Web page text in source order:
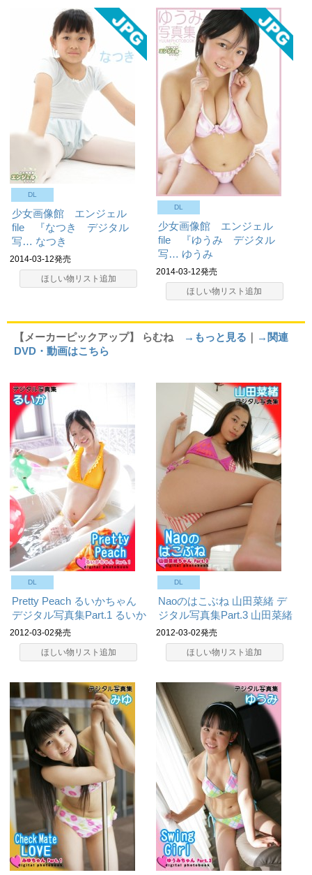
DL
少女画像館 エンジェル
file 『なつき デジタル
写… なつき
2014-03-12発売
ほしい物リスト追加
DL
少女画像館 エンジェル
file 『ゆうみ デジタル
写… ゆうみ
2014-03-12発売
ほしい物リスト追加
【メーカーピックアップ】 らむね →もっと見る
→関連
DVD・動画はこちら
DL
Pretty Peach るいかちゃん
デジタル写真集Part.1 るいか
2012-03-02発売
ほしい物リスト追加
DL
Naoのはこぶね 山田菜緒 デ
ジタル写真集Part.3 山田菜緒
2012-03-02発売
ほしい物リスト追加